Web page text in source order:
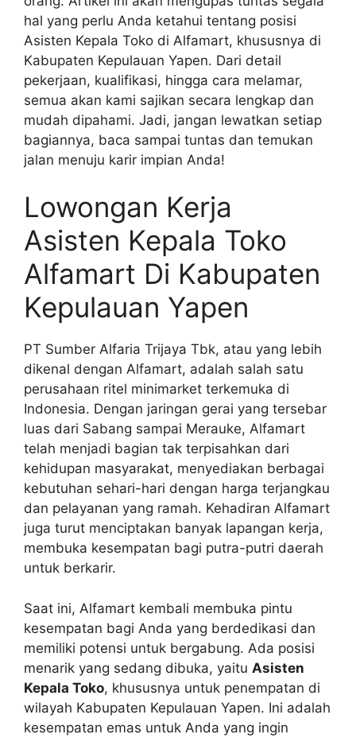
hal yang perlu Anda ketahui tentang posisi
Asisten Kepala Toko di Alfamart, khususnya di
Kabupaten Kepulauan Yapen. Dari detail
pekerjaan, kualifikasi, hingga cara melamar,
semua akan kami sajikan secara lengkap dan
mudah dipahami. Jadi, jangan lewatkan setiap
bagiannya, baca sampai tuntas dan temukan
jalan menuju karir impian Anda!
Lowongan Kerja
Asisten Kepala Toko
Alfamart Di Kabupaten
Kepulauan Yapen
PT Sumber Alfaria Trijaya Tbk, atau yang lebih
dikenal dengan Alfamart, adalah salah satu
perusahaan ritel minimarket terkemuka di
Indonesia. Dengan jaringan gerai yang tersebar
luas dari Sabang sampai Merauke, Alfamart
telah menjadi bagian tak terpisahkan dari
kehidupan masyarakat, menyediakan berbagai
kebutuhan sehari-hari dengan harga terjangkau
dan pelayanan yang ramah. Kehadiran Alfamart
juga turut menciptakan banyak lapangan kerja,
membuka kesempatan bagi putra-putri daerah
untuk berkarir.
Saat ini, Alfamart kembali membuka pintu
kesempatan bagi Anda yang berdedikasi dan
memiliki potensi untuk bergabung. Ada posisi
menarik yang sedang dibuka, yaitu Asisten
Kepala Toko, khususnya untuk penempatan di
wilayah Kabupaten Kepulauan Yapen. Ini adalah
kesempatan emas untuk Anda yang ingin